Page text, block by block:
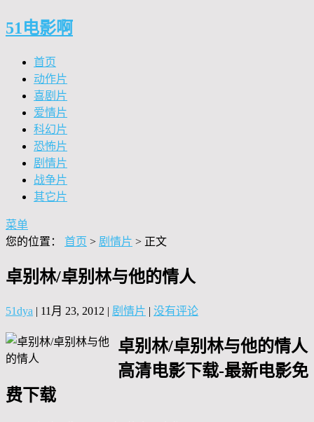
51电影啊
首页
动作片
喜剧片
爱情片
科幻片
恐怖片
剧情片
战争片
其它片
菜单
您的位置： 首页 > 剧情片 > 正文
卓别林/卓别林与他的情人
51dya | 11月 23, 2012 | 剧情片 | 没有评论
卓别林/卓别林与他的情人
高清电影下载-最新电影免
费下载